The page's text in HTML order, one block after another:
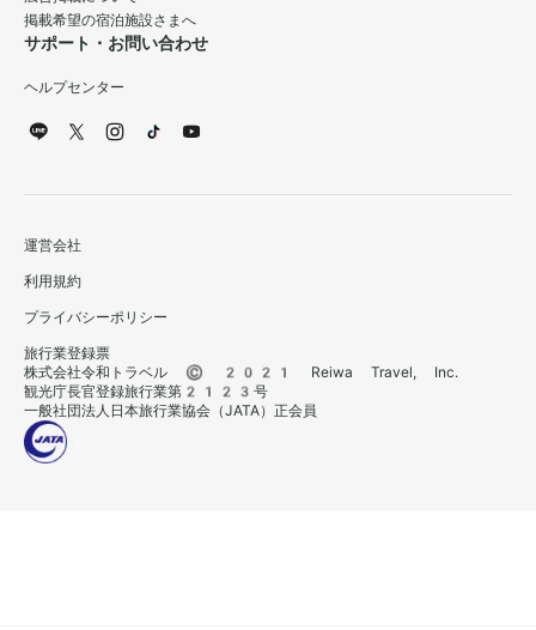
掲載希望の宿泊施設さまへ
サポート・お問い合わせ
ヘルプセンター
運営会社
利用規約
プライバシーポリシー
旅行業登録票
株式会社令和トラベル © 2021 Reiwa Travel, Inc.
観光庁長官登録旅行業第2123号
一般社団法人日本旅行業協会（JATA）正会員